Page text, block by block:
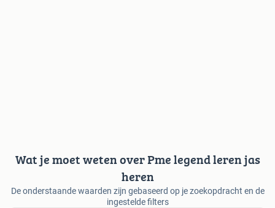
Wat je moet weten over Pme legend leren jas
heren
De onderstaande waarden zijn gebaseerd op je zoekopdracht en de
ingestelde filters